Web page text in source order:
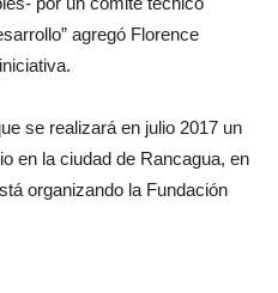
agregó Florence
se realizará en julio 2017 un
en la ciudad de Rancagua, en
organizando la Fundación